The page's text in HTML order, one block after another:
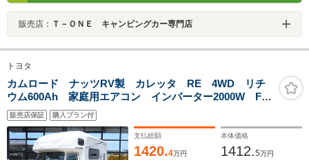
販売店： Ｔ－ＯＮＥ キャンピングカー専門店
トヨタ
カムロード ナッツRV製 カレッタ RE 4WD リチ
ウム600Ah 家庭用エアコン インバーター2000W FF
ヒーター DC冷蔵庫 電子レンジ ソーラーパネル マ
ックスファン
販売店保証 購入プラン付
支払総額
1420.4万円
本体価格
1412.5万円